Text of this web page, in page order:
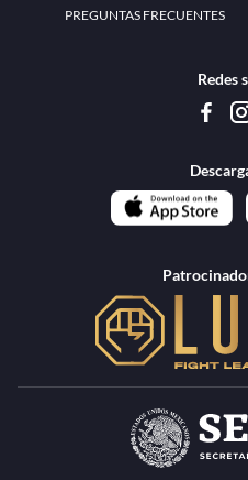
PREGUNTAS FRECUENTES
Redes